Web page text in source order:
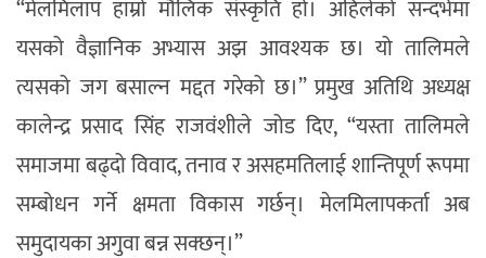
“मेलमिलाप हाम्रो मौलिक संस्कृति हो। अहिलेको सन्दर्भमा
यसको वैज्ञानिक अभ्यास अझ आवश्यक छ। यो तालिमले
त्यसको जग बसाल्न मद्दत गरेको छ।” प्रमुख अतिथि अध्यक्ष
कालेन्द्र प्रसाद सिंह राजवंशीले जोड दिए, “यस्ता तालिमले
समाजमा बढ्दो विवाद, तनाव र असहमतिलाई शान्तिपूर्ण रूपमा
सम्बोधन गर्ने क्षमता विकास गर्छन्। मेलमिलापकर्ता अब
समुदायका अगुवा बन्न सक्छन्।”